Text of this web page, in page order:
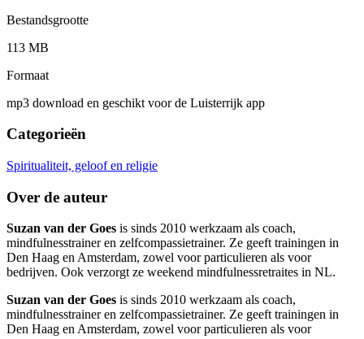
Bestandsgrootte
113 MB
Formaat
mp3 download en geschikt voor de Luisterrijk app
Categorieën
Spiritualiteit, geloof en religie
Over de auteur
Suzan van der Goes is sinds 2010 werkzaam als coach,
mindfulnesstrainer en zelfcompassietrainer. Ze geeft trainingen in
Den Haag en Amsterdam, zowel voor particulieren als voor
bedrijven. Ook verzorgt ze weekend mindfulnessretraites in NL.
Suzan van der Goes is sinds 2010 werkzaam als coach,
mindfulnesstrainer en zelfcompassietrainer. Ze geeft trainingen in
Den Haag en Amsterdam, zowel voor particulieren als voor